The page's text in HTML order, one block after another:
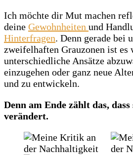
Ich möchte dir Mut machen
deine Gewohnheiten und
Hinterfragen. Denn gerade bei
zweifelhaften Grauzonen ist es
unterschiedliche Ansätze
einzugehen oder ganz neue
und zu entwickeln.
Denn am Ende zählt das,
verändert.